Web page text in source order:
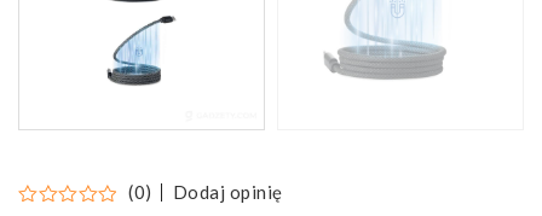
(0) Dodaj opinię